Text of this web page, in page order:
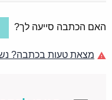
האם הכתבה סייעה לך?
מצאת טעות בכתבה?